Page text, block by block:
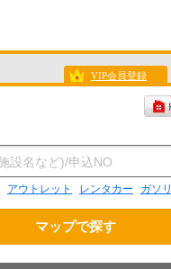
VIP会員登録
アウトレット レンタカー ガソ
マップで探す